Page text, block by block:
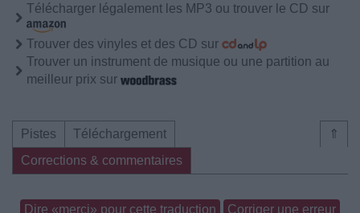
Télécharger légalement les MP3 ou trouver le CD sur
Trouver des vinyles et des CD sur
Trouver un instrument de musique ou une partition au
meilleur prix sur
⇑
Pistes
Téléchargement
Corrections & commentaires
Dire «merci» pour cette traduction Corriger une erreur